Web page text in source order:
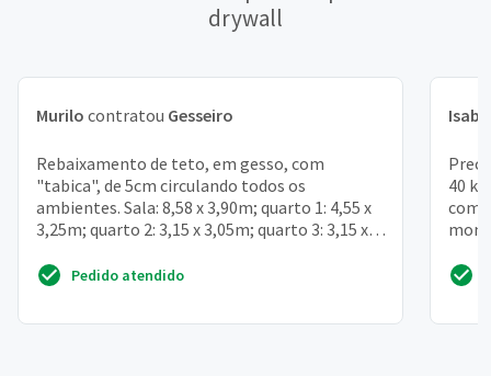
drywall
Murilo contratou Gesseiro
Rebaixamento de teto, em gesso, com
"tabica", de 5cm circulando todos os
ambientes. Sala: 8,58 x 3,90m; quarto 1: 4,55 x
3,25m; quarto 2: 3,15 x 3,05m; quarto 3: 3,15 x
Pedido atendido
40
com